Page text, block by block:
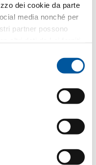
dei cookie da parte
media nonché per
partner possono